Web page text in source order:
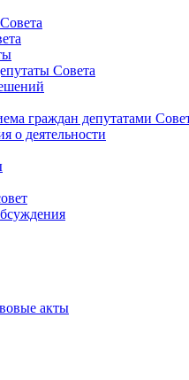
Совета
граждан депутатами
о деятельности
акты